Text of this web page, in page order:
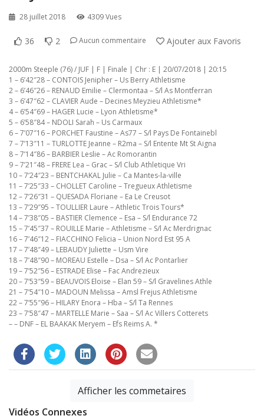
28 juillet 2018 4309 Vues
36 2 Aucun commentaire Ajouter aux Favoris
2000m Steeple (76) / JUF | F | Finale | Chr : E | 20/07/2018 | 20:15
1 – 6’42″28 – CONTOIS Jenipher – Us Berry Athletisme
2 – 6’46″26 – RENAUD Emilie – Clermontaa – S/l As Montferran
3 – 6’47″62 – CLAVIER Aude – Decines Meyzieu Athletisme*
4 – 6’54″69 – HAGER Lucie – Lyon Athletisme*
5 – 6’58″84 – NDOLI Sarah – Us Carmaux
6 – 7’07″16 – PORCHET Faustine – As77 – S/l Pays De Fontainebl
7 – 7’13″11 – TURLOTTE Jeanne – R2ma – S/l Entente Mt St Aigna
8 – 7’14″86 – BARBIER Leslie – Ac Romorantin
9 – 7’21″48 – FRERE Lea – Grac – S/l Club Athletique Vri
10 – 7’24″23 – BENTCHAKAL Julie – Ca Mantes-la-ville
11 – 7’25″33 – CHOLLET Caroline – Tregueux Athletisme
12 – 7’26″31 – QUESADA Floriane – Ea Le Creusot
13 – 7’29″95 – TOULLIER Laure – Athletic Trois Tours*
14 – 7’38″05 – BASTIER Clemence – Esa – S/l Endurance 72
15 – 7’45″37 – ROUILLE Marie – Athletisme – S/l Ac Merdrignac
16 – 7’46″12 – FIACCHINO Felicia – Union Nord Est 95 A
17 – 7’48″49 – LEBAUDY Juliette – Usm Vire
18 – 7’48″90 – MOREAU Estelle – Dsa – S/l Ac Pontarlier
19 – 7’52″56 – ESTRADE Elise – Fac Andrezieux
20 – 7’53″59 – BEAUVOIS Eloise – Elan 59 – S/l Gravelines Athle
21 – 7’54″10 – MADOUN Melissa – Amsl Frejus Athletisme
22 – 7’55″96 – HILARY Enora – Hba – S/l Ta Rennes
23 – 7’58″47 – MARTELLE Marie – Saa – S/l Ac Villers Cotterets
– – DNF – EL BAAKAK Meryem – Efs Reims A. *
Afficher les commetaires
Vidéos Connexes